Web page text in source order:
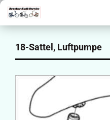
18-Sattel, Luftpumpe